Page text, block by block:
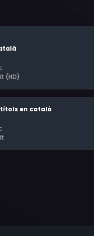
obstacles de tota
invencions... o
(HD)
en català